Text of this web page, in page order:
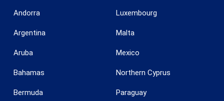
Andorra
Argentina
Aruba
Bahamas
Bermuda
Luxembourg
Malta
Mexico
Northern Cyprus
Paraguay